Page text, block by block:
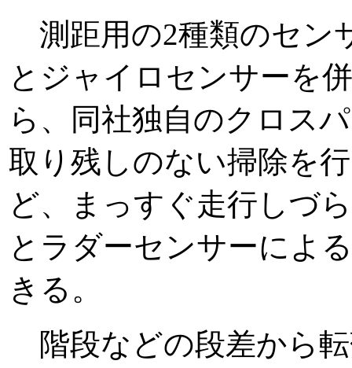
測距用の2種類のセン
とジャイロセンサーを
ら、同社独自のクロス
取り残しのない掃除を
ど、まっすぐ走行しづ
とラダーセンサーによ
きる。
階段などの段差から